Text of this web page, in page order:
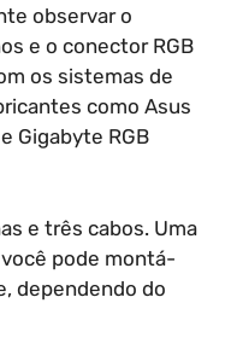
observar o
e o conector RGB
os sistemas de
como Asus
Gigabyte RGB
e três cabos. Uma
pode montá-
dependendo do